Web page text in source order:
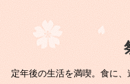
定年後の生活を満喫。食に